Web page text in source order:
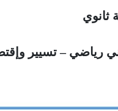
ثانوي
رياضي – تسيير